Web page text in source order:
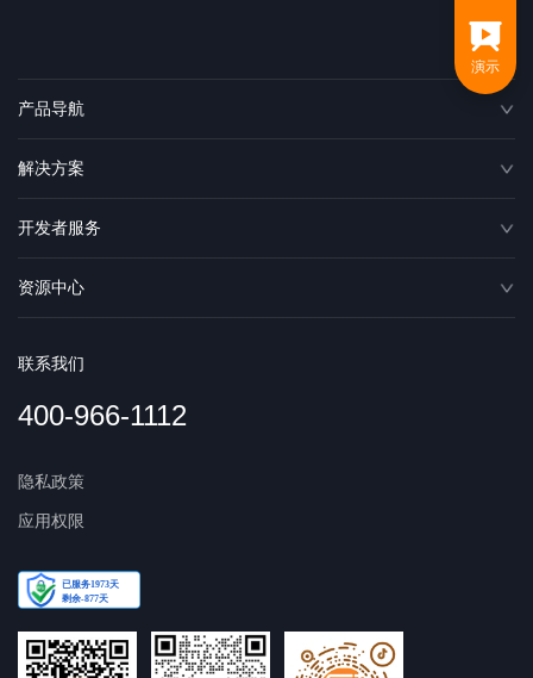
产品导航
解决方案
开发者服务
资源中心
联系我们
400-966-1112
隐私政策
应用权限
演示